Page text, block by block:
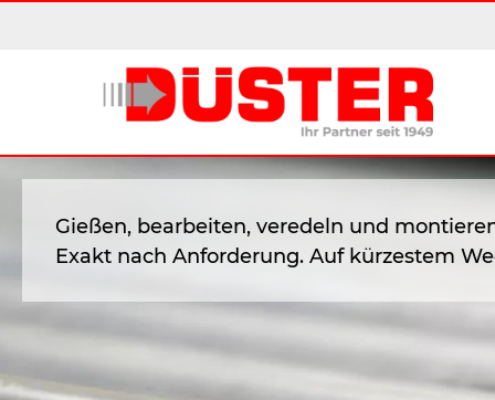
Gießen, bearbeiten, veredeln und
Exakt nach Anforderung. Auf kürzestem